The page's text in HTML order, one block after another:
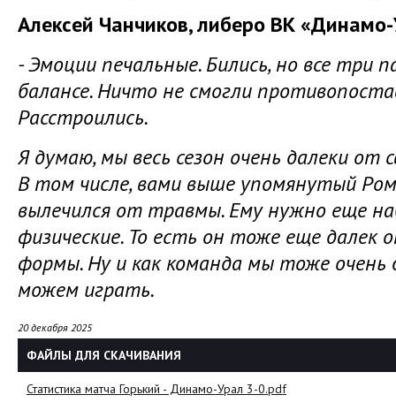
Алексей Чанчиков, либеро ВК
- Эмоции печальные. Бились, но все три
балансе. Ничто не смогли
Расстроились.
Я думаю, мы весь сезон очень далеки от
В том числе, вами выше упомянутый
вылечился от травмы. Ему нужно еще
физические. То есть он тоже еще далек
формы. Ну и как команда мы тоже очень
можем играть.
20 декабря 2025
ФАЙЛЫ ДЛЯ СКАЧИВАНИЯ
Статистика матча Горький - Динамо-Урал 3-0.pdf